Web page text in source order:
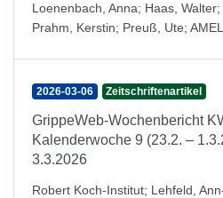
Loenenbach, Anna; Haas, Walter;
Prahm, Kerstin; Preuß, Ute;
2026-03-06 Zeitschriftenartikel
GrippeWeb-Wochenbericht
Kalenderwoche 9 (23.2. –
3.3.2026
Robert Koch-Institut; Lehfeld,